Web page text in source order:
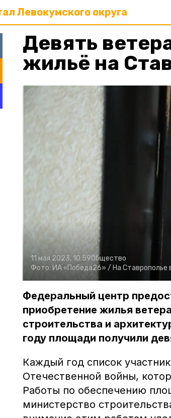
Левокумского округа
Девять
жильё на
11 мая 2023, 10:59Общество
Фото: ИА «Победа26» / На
Федеральный центр
приобретение жилья
строительства и
году площади получили
Каждый год список
Отечественной войны,
Работы по обеспечению
министерство